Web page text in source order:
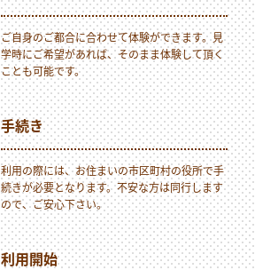
ご自身のご都合に合わせて体験ができます。見
学時にご希望があれば、そのまま体験して頂く
ことも可能です。
手続き
利用の際には、お住まいの市区町村の役所で手
続きが必要となります。不安な方は同行します
ので、ご安心下さい。
利用開始